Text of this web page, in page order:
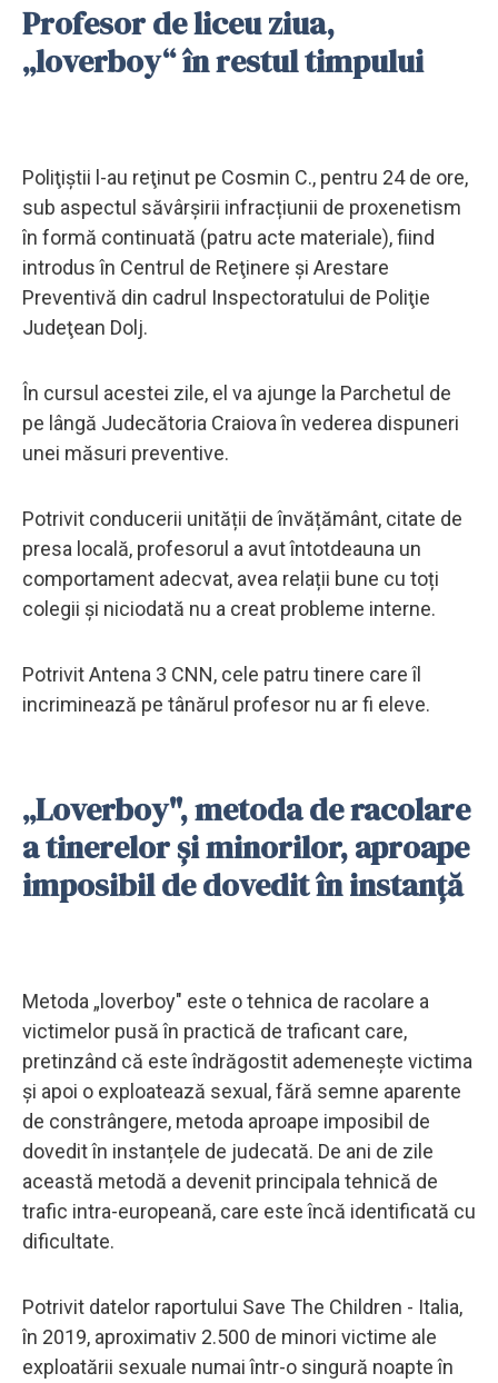
Profesor de liceu ziua,
„loverboy“ în restul timpului
Poliţiştii l-au reţinut pe Cosmin C., pentru 24 de ore,
sub aspectul săvârșirii infracțiunii de proxenetism
în formă continuată (patru acte materiale), fiind
introdus în Centrul de Reţinere şi Arestare
Preventivă din cadrul Inspectoratului de Poliţie
Judeţean Dolj.
În cursul acestei zile, el va ajunge la Parchetul de
pe lângă Judecătoria Craiova în vederea dispuneri
unei măsuri preventive.
Potrivit conducerii unității de învățământ, citate de
presa locală, profesorul a avut întotdeauna un
comportament adecvat, avea relații bune cu toți
colegii și niciodată nu a creat probleme interne.
Potrivit Antena 3 CNN, cele patru tinere care îl
incriminează pe tânărul profesor nu ar fi eleve.
„Loverboy", metoda de racolare
a tinerelor și minorilor, aproape
imposibil de dovedit în instanță
Metoda „loverboy" este o tehnica de racolare a
victimelor pusă în practică de traficant care,
pretinzând că este îndrăgostit ademenește victima
și apoi o exploatează sexual, fără semne aparente
de constrângere, metoda aproape imposibil de
dovedit în instanțele de judecată. De ani de zile
această metodă a devenit principala tehnică de
trafic intra-europeană, care este încă identificată cu
dificultate.
Potrivit datelor raportului Save The Children - Italia,
în 2019, aproximativ 2.500 de minori victime ale
exploatării sexuale numai într-o singură noapte în